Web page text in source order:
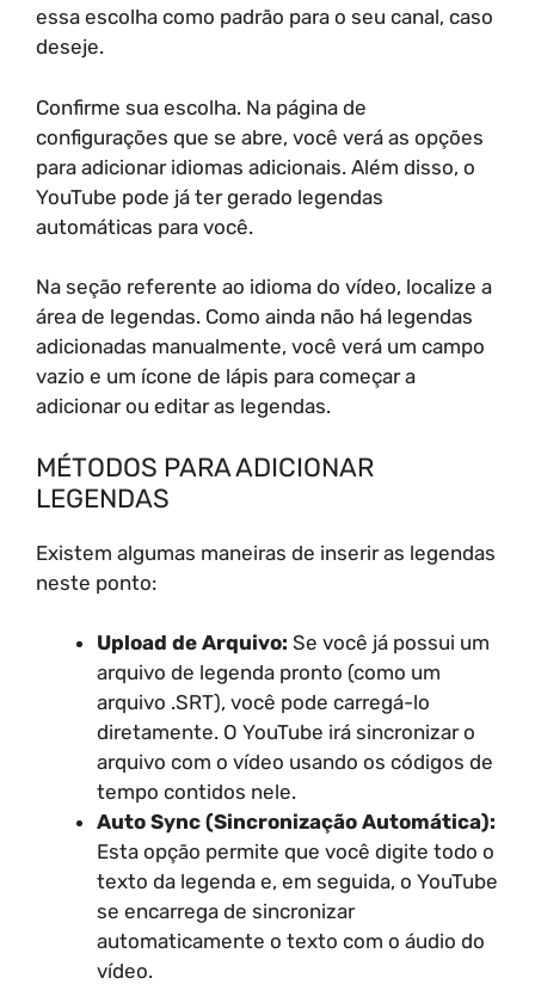
essa escolha como padrão para o seu canal, caso
deseje.
Confirme sua escolha. Na página de
configurações que se abre, você verá as opções
para adicionar idiomas adicionais. Além disso, o
YouTube pode já ter gerado legendas
automáticas para você.
Na seção referente ao idioma do vídeo, localize a
área de legendas. Como ainda não há legendas
adicionadas manualmente, você verá um campo
vazio e um ícone de lápis para começar a
adicionar ou editar as legendas.
MÉTODOS PARA ADICIONAR
LEGENDAS
Existem algumas maneiras de inserir as legendas
neste ponto:
Upload de Arquivo: Se você já possui um
arquivo de legenda pronto (como um
arquivo .SRT), você pode carregá-lo
diretamente. O YouTube irá sincronizar o
arquivo com o vídeo usando os códigos de
tempo contidos nele.
Auto Sync (Sincronização Automática):
Esta opção permite que você digite todo o
texto da legenda e, em seguida, o YouTube
se encarrega de sincronizar
automaticamente o texto com o áudio do
vídeo.